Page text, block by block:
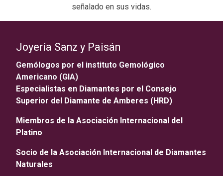
señalado en sus vidas.
Joyería Sanz y Paisán
Gemólogos por el instituto Gemológico
Americano (GIA)
Especialistas en Diamantes por el Consejo
Superior del Diamante de Amberes (HRD)
Miembros de la Asociación Internacional del
Platino
Socio de la Asociación Internacional de Diamantes
Naturales